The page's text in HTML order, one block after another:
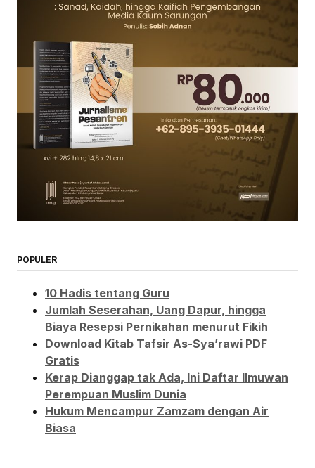
POPULER
10 Hadis tentang Guru
Jumlah Seserahan, Uang Dapur, hingga
Biaya Resepsi Pernikahan menurut Fikih
Download Kitab Tafsir As-Sya’rawi PDF
Gratis
Kerap Dianggap tak Ada, Ini Daftar Ilmuwan
Perempuan Muslim Dunia
Hukum Mencampur Zamzam dengan Air
Biasa